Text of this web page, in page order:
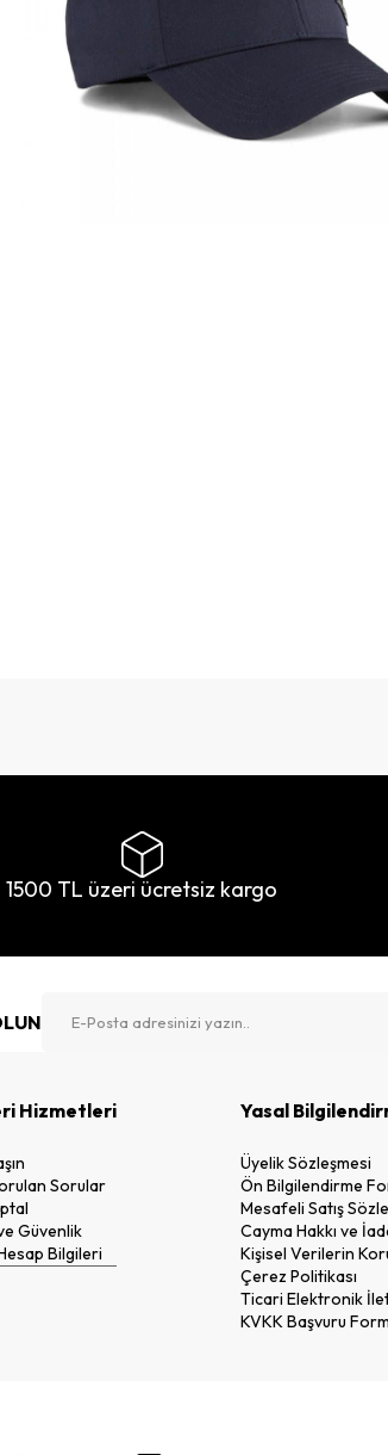
1500 TL üzeri ücretsiz kargo
Hizmetleri
Sorular
Güvenlik
Bilgileri
Yasal
Üyelik Sözleşmesi
Ön Bilgilendirme
Mesafeli Satış
Cayma Hakkı ve
Kişisel Verilerin
Çerez Politikası
Ticari Elektronik
KVKK Başvuru